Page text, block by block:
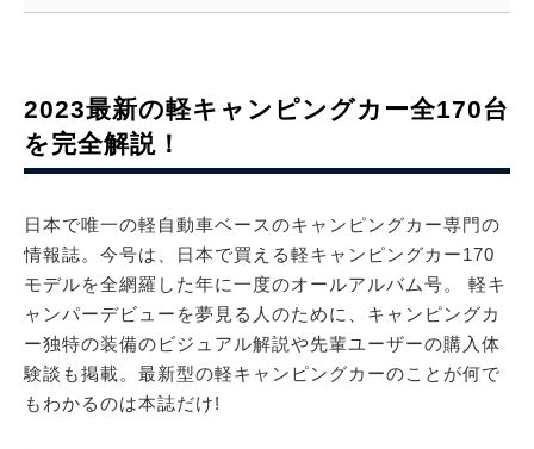
2023最新の軽キャンピングカー全170台
を完全解説！
日本で唯一の軽自動車ベースのキャンピングカー専門の
情報誌。今号は、日本で買える軽キャンピングカー170
モデルを全網羅した年に一度のオールアルバム号。 軽キ
ャンパーデビューを夢見る人のために、キャンピングカ
ー独特の装備のビジュアル解説や先輩ユーザーの購入体
験談も掲載。最新型の軽キャンピングカーのことが何で
もわかるのは本誌だけ!